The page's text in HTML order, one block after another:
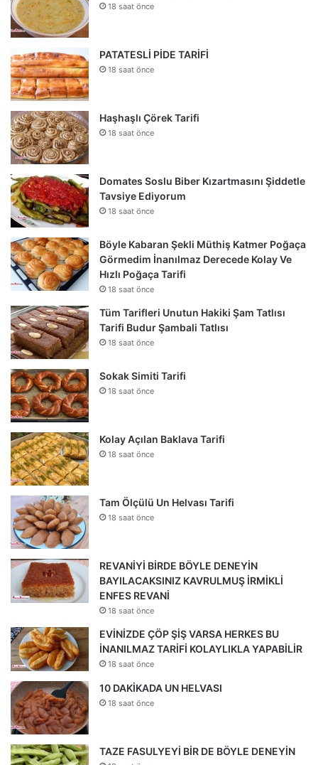
18 saat önce
PATATESLİ PİDE TARİFİ
18 saat önce
Haşhaşlı Çörek Tarifi
18 saat önce
Domates Soslu Biber Kızartmasını Şiddetle
Tavsiye Ediyorum
18 saat önce
Böyle Kabaran Şekli Müthiş Katmer Poğaça
Görmedim İnanılmaz Derecede Kolay Ve
Hızlı Poğaça Tarifi
18 saat önce
Tüm Tarifleri Unutun Hakiki Şam Tatlısı
Tarifi Budur Şambali Tatlısı
18 saat önce
Sokak Simiti Tarifi
18 saat önce
Kolay Açılan Baklava Tarifi
18 saat önce
Tam Ölçülü Un Helvası Tarifi
18 saat önce
REVANİYİ BİRDE BÖYLE DENEYİN
BAYILACAKSINIZ KAVRULMUŞ İRMİKLİ
ENFES REVANİ
18 saat önce
EVİNİZDE ÇÖP ŞİŞ VARSA HERKES BU
İNANILMAZ TARİFİ KOLAYLIKLA YAPABİLİR
18 saat önce
10 DAKİKADA UN HELVASI
18 saat önce
TAZE FASULYEYİ BİR DE BÖYLE DENEYİN